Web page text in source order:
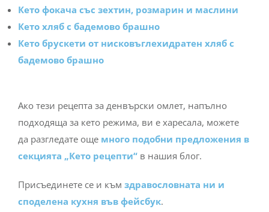
Кето фокача със зехтин, розмарин и маслини
Кето хляб с бадемово брашно
Кето брускети от нисковъглехидратен хляб с
бадемово брашно
Ако тези рецепта за денвърски омлет, напълно
подходяща за кето режима, ви e харесала, можете
да разгледате още много подобни предложения в
секцията „Кето рецепти“в нашия блог.
Присъединете се и към здравословната ни и
споделена кухня във фейсбук.